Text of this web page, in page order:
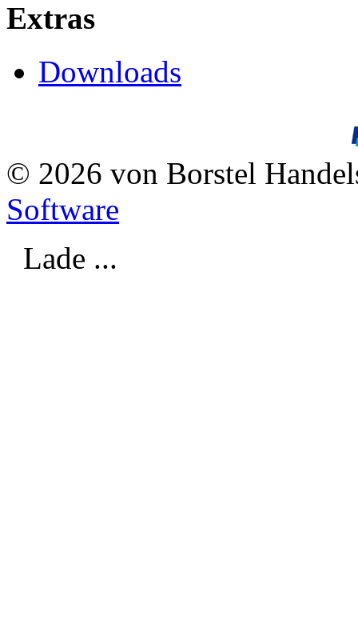
Extras
Downloads
© 2026 von Borstel
Software
Lade ...